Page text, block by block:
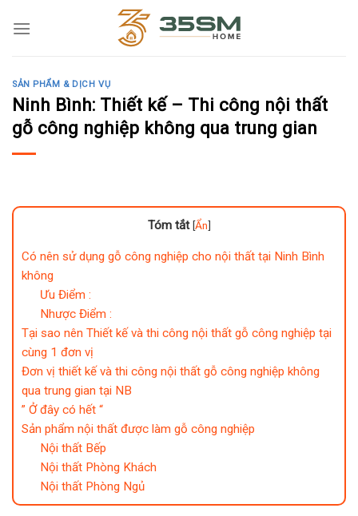
SẢN PHẨM & DỊCH VỤ
Ninh Bình: Thiết kế – Thi công nội thất
gỗ công nghiệp không qua trung gian
Tóm tắt [Ẩn]
Có nên sử dụng gỗ công nghiệp cho nội thất tại Ninh Bình
không
Ưu Điểm :
Nhược Điểm :
Tại sao nên Thiết kế và thi công nội thất gỗ công nghiệp tại
cùng 1 đơn vị
Đơn vị thiết kế và thi công nội thất gỗ công nghiệp không
qua trung gian tại NB
” Ở đây có hết “
Sản phẩm nội thất được làm gỗ công nghiệp
Nội thất Bếp
Nội thất Phòng Khách
Nội thất Phòng Ngủ